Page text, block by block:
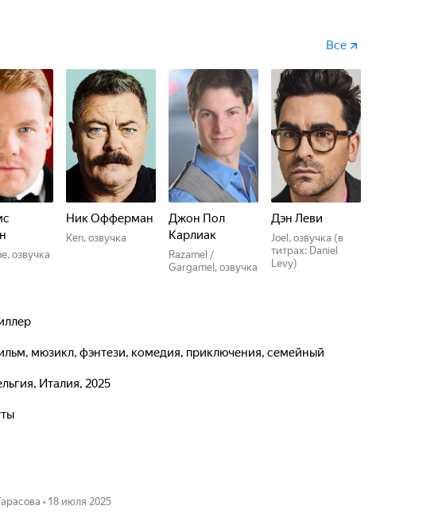
Все
озвучка
Ник Офферман
Ken, озвучка
Джон Пол
Карлиак
Razamel /
Gargamel, озвучка
Дэн Леви
Joel, озвучка (в
титрах: Daniel
Levy)
мюзикл, фэнтези, комедия, приключения, семейный
Италия, 2025
• 18 июля 2025